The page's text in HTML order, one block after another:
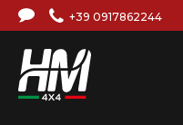
+39 0917862244